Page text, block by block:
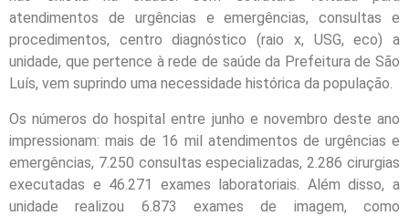
atendimentos de urgências e emergências, consultas e
procedimentos, centro diagnóstico (raio x, USG, eco) a
unidade, que pertence à rede de saúde da Prefeitura de São
Luís, vem suprindo uma necessidade histórica da população.
Os números do hospital entre junho e novembro deste ano
impressionam: mais de 16 mil atendimentos de urgências e
emergências, 7.250 consultas especializadas, 2.286 cirurgias
executadas e 46.271 exames laboratoriais. Além disso, a
unidade realizou 6.873 exames de imagem, como